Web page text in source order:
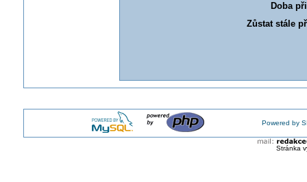
Doba
Zůstat stále
Powered by
Stránka